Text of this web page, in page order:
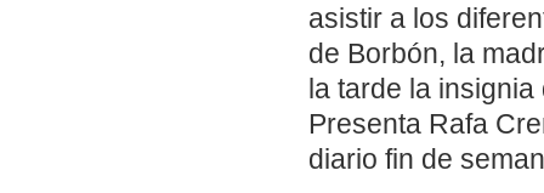
asistir a los
de Borbón, la
la tarde la
Presenta Rafa
diario fin de